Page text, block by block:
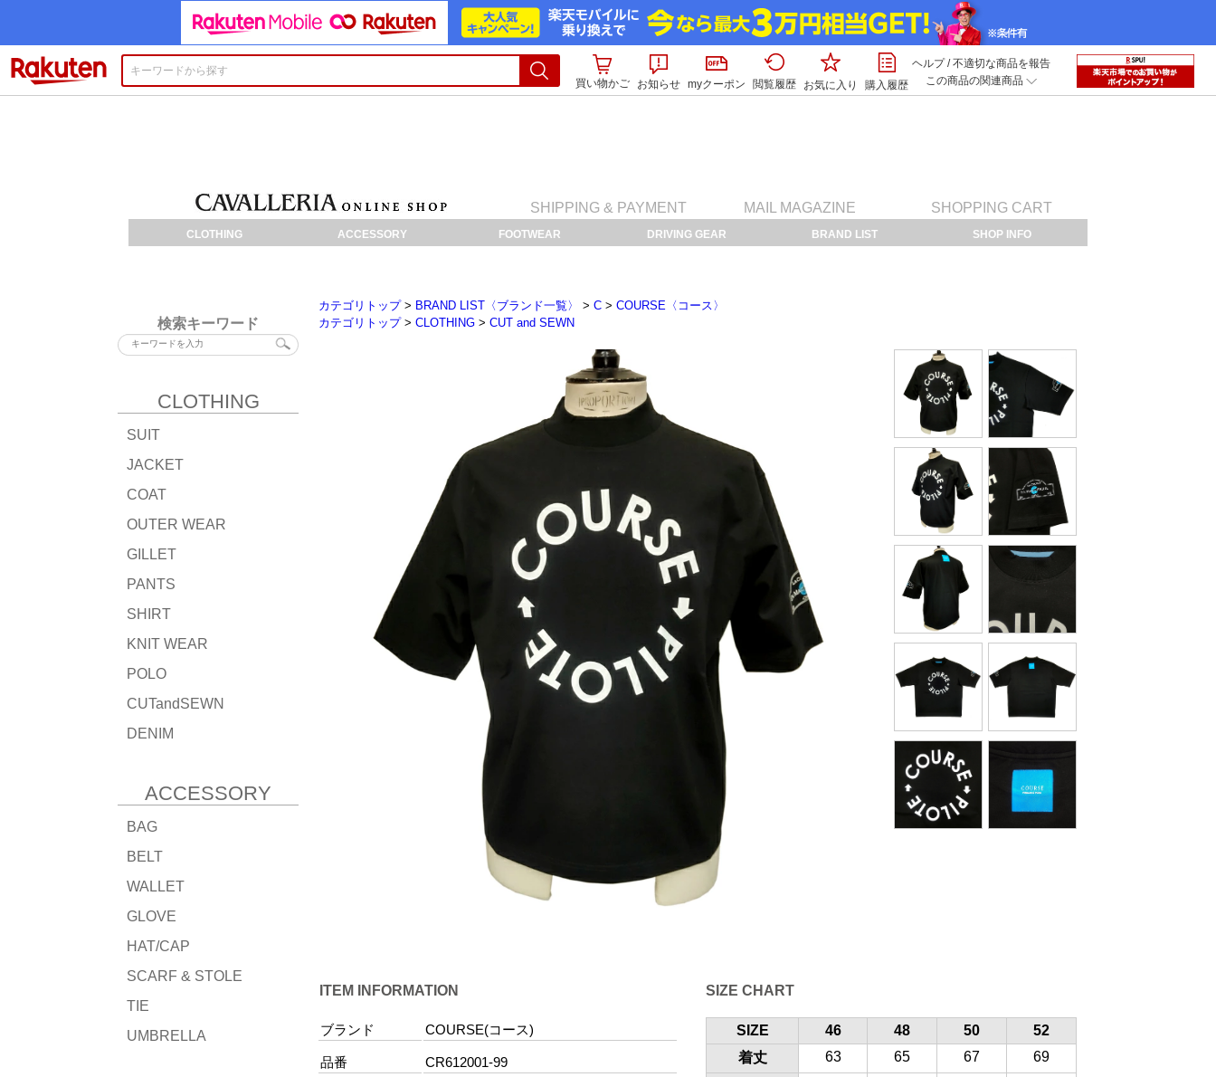
買い物かご
お知らせ myクーポン 閲覧履歴 お気に入り 購入履歴
ヘルプ/不適切な商品を報告
この商品の関連商品
SHIPPING & PAYMENT MAIL MAGAZINE SHOPPING CART
CLOTHING ACCESSORY FOOTWEAR DRIVING GEAR BRAND LIST SHOP INFO
検索キーワード
CLOTHING
SUIT
JACKET
COAT
OUTER WEAR
GILLET
PANTS
SHIRT
KNIT WEAR
POLO
CUTandSEWN
DENIM
ACCESSORY
BAG
BELT
WALLET
GLOVE
HAT/CAP
SCARF & STOLE
TIE
UMBRELLA
カテゴリトップ> BRAND LIST〈ブランド一覧〉 > C > COURSE〈コース〉
カテゴリトップ> CLOTHING > CUT and SEWN
ITEM INFORMATION
ブランド COURSE(コース)
品番 CR612001-99
SIZE CHART
SIZE 46 48 50
52
着丈
63 65 67
69